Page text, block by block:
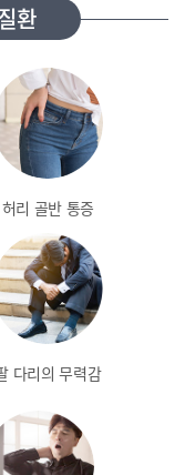
환
허리 골반 통증
다리의 무력감